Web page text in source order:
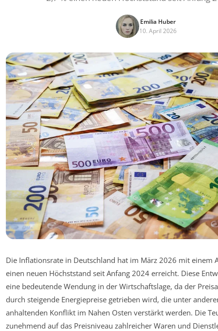
Emilia Huber
10. April 2026
Die Inflationsrate in Deutschland hat im März 2026 mit einem
einen neuen Höchststand seit Anfang 2024 erreicht. Diese
eine bedeutende Wendung in der Wirtschaftslage, da der
durch steigende Energiepreise getrieben wird, die unter
anhaltenden Konflikt im Nahen Osten verstärkt werden. Die
zunehmend auf das Preisniveau zahlreicher Waren und